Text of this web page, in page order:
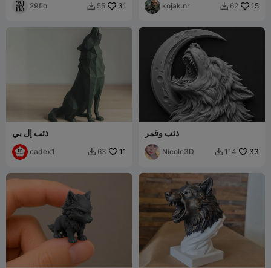
29flo  55 31 kojak.nr  62 15
ذئب إل بي
cadex1  63 11
ذئب وقمر
Nicole3D  114 33